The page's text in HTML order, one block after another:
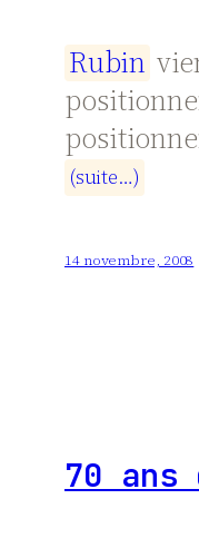
Rubin
(suite…)
14 novembre, 2008
70